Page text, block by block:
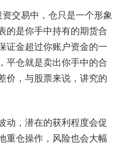
交易中，仓只是一个形象
的是你手中持有的期货合
证金超过你账户资金的一
平仓就是卖出你手中的合
价，与股票来说，讲究的
，潜在的获利程度会促
重仓操作，风险也会大幅